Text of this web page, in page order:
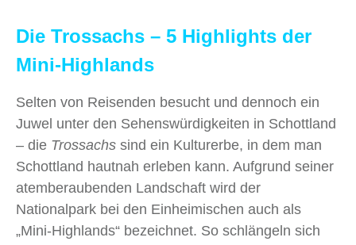
Die Trossachs – 5 Highlights der
Mini-Highlands
Selten von Reisenden besucht und dennoch ein
Juwel unter den Sehenswürdigkeiten in Schottland
– die Trossachs sind ein Kulturerbe, in dem man
Schottland hautnah erleben kann. Aufgrund seiner
atemberaubenden Landschaft wird der
Nationalpark bei den Einheimischen auch als
„Mini-Highlands“ bezeichnet. So schlängeln sich